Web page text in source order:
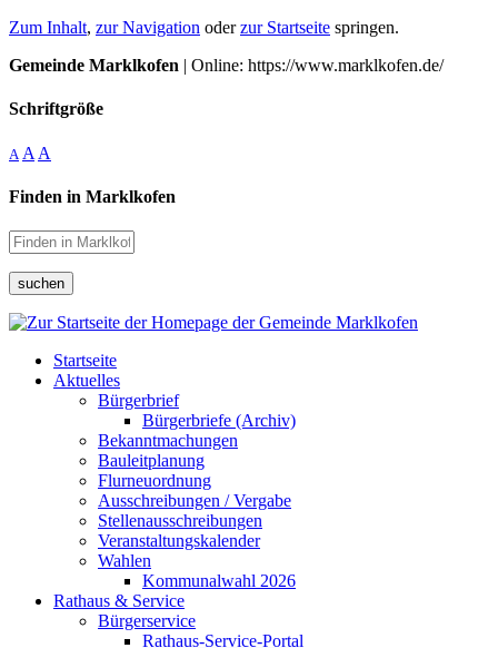
Zum Inhalt, zur Navigation oderzur Startseite springen.
Gemeinde Marklkofen | Online: https://www.marklkofen.de/
Schriftgröße
A A A
Finden in Marklkofen
suchen
Startseite
Aktuelles
Bürgerbrief
Bürgerbriefe (Archiv)
Bekanntmachungen
Bauleitplanung
Flurneuordnung
Ausschreibungen / Vergabe
Stellenausschreibungen
Veranstaltungskalender
Wahlen
Kommunalwahl 2026
Rathaus & Service
Bürgerservice
Rathaus-Service-Portal